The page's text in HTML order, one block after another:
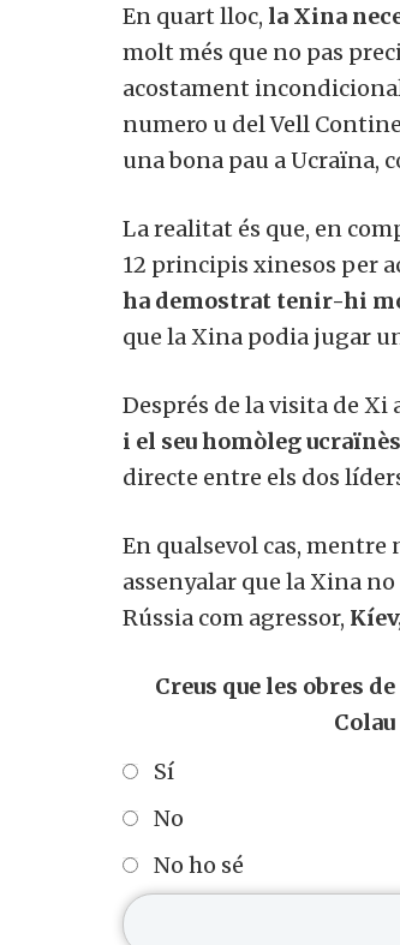
En quart lloc, la Xina
molt més que no pas
acostament
numero u del Vell
una bona pau a Ucraïna,
La realitat és que, en
12 principis xinesos per
ha demostrat tenir-hi
que la Xina podia jugar
Després de la visita de Xi
i el seu homòleg
directe entre els dos
En qualsevol cas,
assenyalar que la Xina
Rússia com agressor,
Creus que les obres
Sí
No
No ho sé